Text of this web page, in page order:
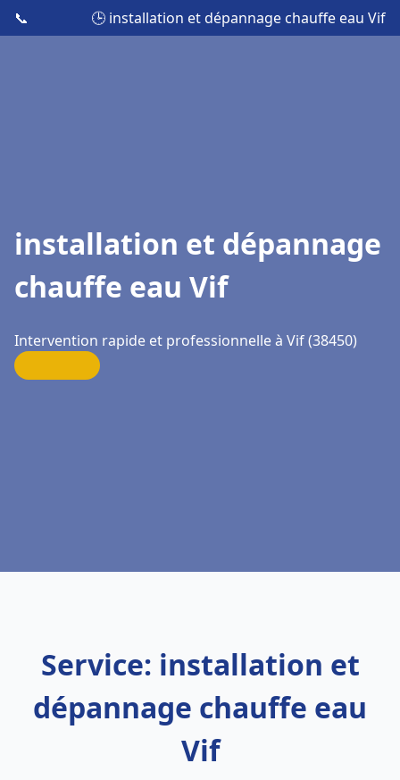
📞 🕒 installation et dépannage chauffe eau Vif
installation et dépannage
chauffe eau Vif
Intervention rapide et professionnelle à Vif (38450)
Service: installation et
dépannage chauffe eau
Vif